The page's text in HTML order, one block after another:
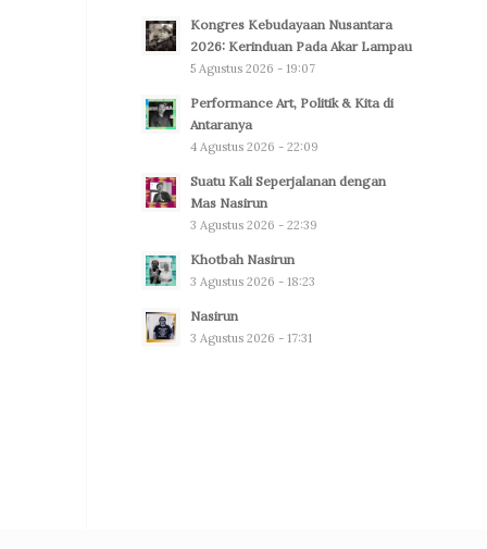
Kongres Kebudayaan Nusantara
2026: Kerinduan Pada Akar Lampau
5 Agustus 2026 - 19:07
Performance Art, Politik & Kita di
Antaranya
4 Agustus 2026 - 22:09
Suatu Kali Seperjalanan dengan
Mas Nasirun
3 Agustus 2026 - 22:39
Khotbah Nasirun
3 Agustus 2026 - 18:23
Nasirun
3 Agustus 2026 - 17:31